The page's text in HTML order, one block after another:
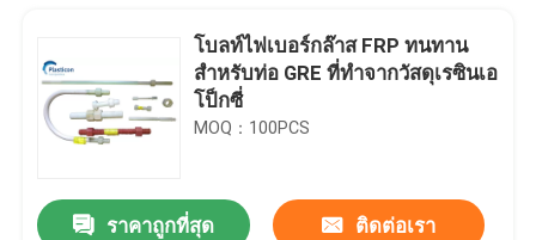
โบลท์ไฟเบอร์กล๊าส FRP ทนทาน
สําหรับท่อ GRE ที่ทําจากวัสดุเรซินเอ
โป็กซี่
MOQ：100PCS
ราคาถูกที่สุด ติดต่อเรา